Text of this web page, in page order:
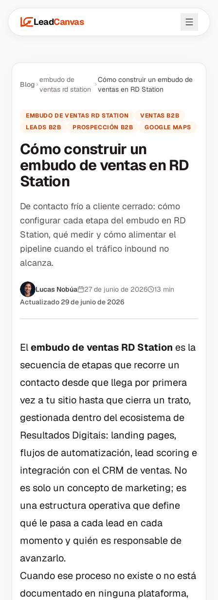
LeadCanvas
Blog
embudo de
ventas rd station
Cómo construir un embudo de
ventas en RD Station
EMBUDO DE VENTAS RD STATION
VENTAS B2B
LEADS B2B
PROSPECCIÓN B2B GOOGLE MAPS
Cómo construir un
embudo de ventas en RD
Station
De contacto frío a cliente cerrado: cómo
configurar cada etapa del embudo en RD
Station, qué medir y cómo alimentar el
pipeline cuando el tráfico inbound no
alcanza.
Lucas Nobúa 27 de junio de 2026
13 min
Actualizado29 de junio de 2026
Elembudo de ventas RD Station es la
secuencia de etapas que recorre un
contacto desde que llega por primera
vez a tu sitio hasta que cierra un trato,
gestionada dentro del ecosistema de
Resultados Digitais: landing pages,
flujos de automatización, lead scoring e
integración con el CRM de ventas. No
es solo un concepto de marketing; es
una estructura operativa que define
qué le pasa a cada lead en cada
momento y quién es responsable de
avanzarlo.
Cuando ese proceso no existe o no está
documentado en ninguna plataforma,